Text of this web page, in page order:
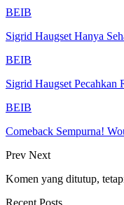
BEIB
Sigrid Haugset Hanya
BEIB
Sigrid Haugset
BEIB
Comeback Sempurna!
Prev Next
Komen yang ditutup,
Recent Posts